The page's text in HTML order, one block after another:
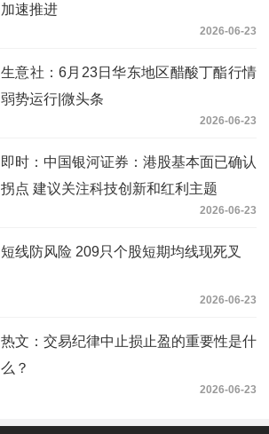
加速推进
2026-06-23
生意社：6月23日华东地区醋酸丁酯行情
弱势运行|微头条
2026-06-23
即时：中国银河证券：港股基本面已确认
拐点 建议关注科技创新和红利主题
2026-06-23
短线防风险 209只个股短期均线现死叉
2026-06-23
热文：交易纪律中止损止盈的重要性是什
么？
2026-06-23